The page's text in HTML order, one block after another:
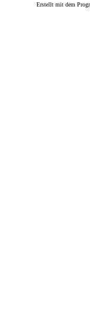
Erstellt mit dem